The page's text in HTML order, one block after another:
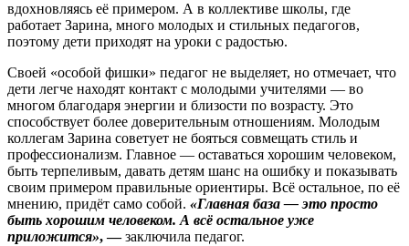
вдохновляясь её примером. А в коллективе школы, где
работает Зарина, много молодых и стильных педагогов,
поэтому дети приходят на уроки с радостью.
Своей «особой фишки» педагог не выделяет, но отмечает, что
дети легче находят контакт с молодыми учителями — во
многом благодаря энергии и близости по возрасту. Это
способствует более доверительным отношениям. Молодым
коллегам Зарина советует не бояться совмещать стиль и
профессионализм. Главное — оставаться хорошим человеком,
быть терпеливым, давать детям шанс на ошибку и показывать
своим примером правильные ориентиры. Всё остальное, по её
мнению, придёт само собой. «Главная база — это просто
быть хорошим человеком. А всё остальное уже
приложится», —заключила педагог.